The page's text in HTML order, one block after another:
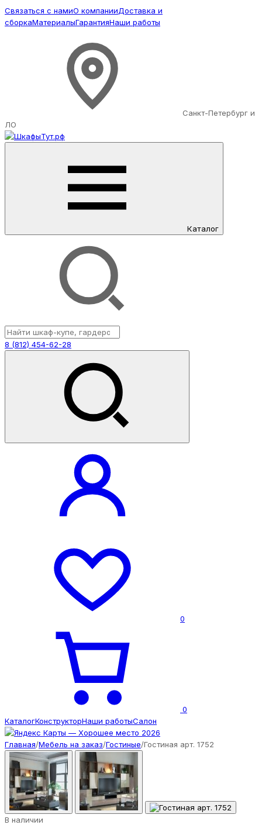
Связаться с намиО компанииДоставка и
сборкаМатериалыГарантияНаши работы
Санкт-Петербург и
ЛО
Каталог
8 (812) 454-62-28
0
0
КаталогКонструкторНаши работыСалон
Главная/Мебель на заказ/Гостиные/Гостиная арт. 1752
В наличии